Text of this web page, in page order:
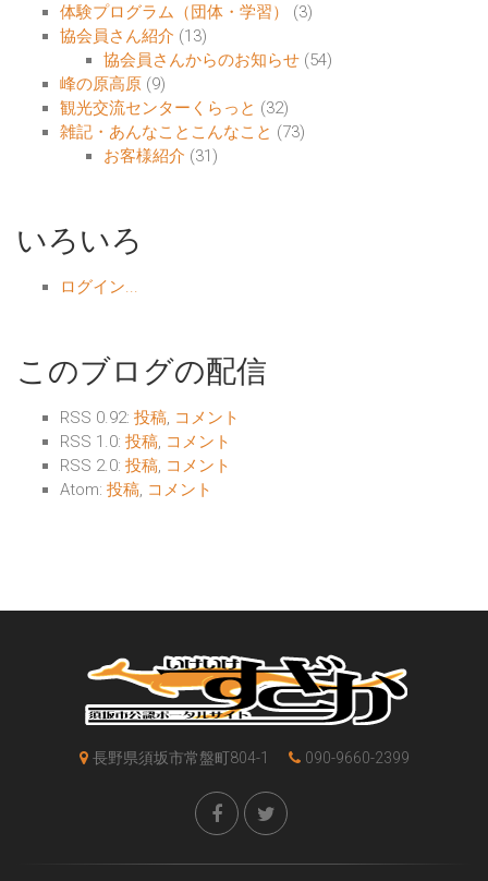
体験プログラム（団体・学習）
(3)
協会員さん紹介 (13)
協会員さんからのお知らせ (54)
峰の原高原 (9)
観光交流センターくらっと (32)
雑記・あんなことこんなこと (73)
お客様紹介 (31)
いろいろ
ログイン...
このブログの配信
RSS 0.92: 投稿, コメント
RSS 1.0: 投稿, コメント
RSS 2.0: 投稿, コメント
Atom: 投稿, コメント
長野県須坂市常盤町804-1 090-9660-2399